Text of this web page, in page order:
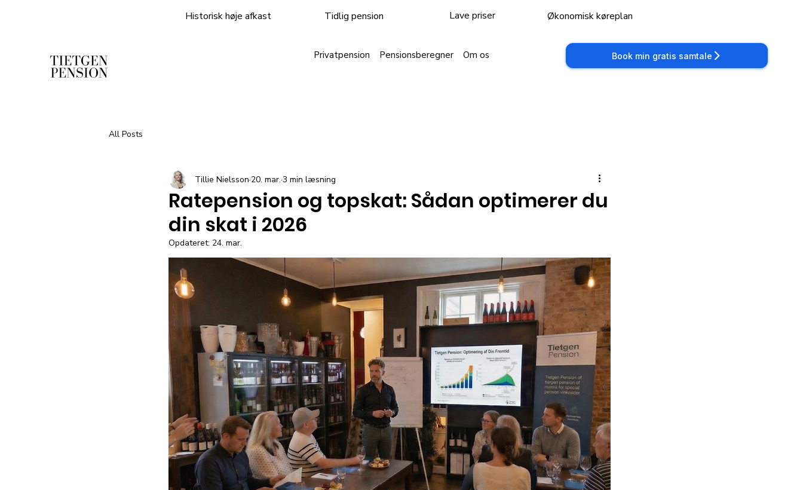
Historisk høje afkast Tidlig pension Lave priser Økonomisk køreplan
Privatpension Pensionsberegner Om os Book min gratis samtale
All Posts
Ratepension og topskat: Sådan optimerer du
din skat i 2026
Tillie Nielsson 20. mar. 3 min læsning
Opdateret: 24. mar.